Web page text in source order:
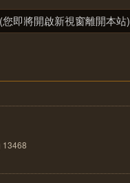
(您即將開啟新視窗離開本站)
13468